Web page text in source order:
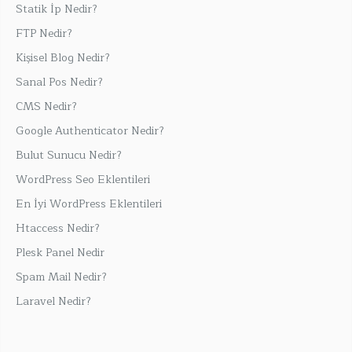
Statik İp Nedir?
FTP Nedir?
Kişisel Blog Nedir?
Sanal Pos Nedir?
CMS Nedir?
Google Authenticator Nedir?
Bulut Sunucu Nedir?
WordPress Seo Eklentileri
En İyi WordPress Eklentileri
Htaccess Nedir?
Plesk Panel Nedir
Spam Mail Nedir?
Laravel Nedir?